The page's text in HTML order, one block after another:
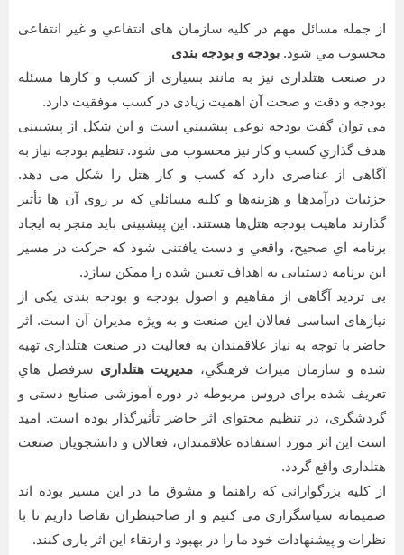
از جمله مسائل مهم در کليه سازمان های انتفاعي و غير انتفاعی
محسوب مي شود. بودجه و بودجه بندی
در صنعت هتلداری نيز به مانند بسياری از کسب و کارها مسئله
بودجه و دقت و صحت آن اهميت زيادی در کسب موفقيت دارد.
می توان گفت بودجه نوعی پیشبيني است و اين شکل از پيشبينی
هدف گذاري کسب و کار نيز محسوب می شود. تنظيم بودجه نياز به
آگاهی از عناصری دارد که کسب و کار هتل را شکل می دهد.
جزئيات درآمدها و هزينه‌ها و کليه مسائلي که بر روی آن ها تأثير
گذارند ماهيت بودجه هتل‌ها هستند. اين پيشبينی بايد منجر به ايجاد
برنامه اي صحيح، واقعي و دست يافتنی شود که حرکت در مسير
اين برنامه دستيابی به اهداف تعيين شده را ممکن سازد.
بی ترديد آگاهی از مفاهيم و اصول بودجه و بودجه بندی يکی از
نيازهای اساسی فعالان اين صنعت و به ويژه مديران آن است. اثر
حاضر با توجه به نياز علاقمندان به فعاليت در صنعت هتلداری تهيه
شده و سازمان ميراث فرهنگي، مديريت هتلداری سرفصل هاي
تعريف شده برای دروس مربوطه در دوره آموزشی صنايع دستی و
گردشگری، در تنظيم محتوای اثر حاضر تأثيرگذار بوده است. اميد
است اين اثر مورد استفاده علاقمندان، فعالان و دانشجويان صنعت
هتلداری واقع گردد.
از کليه بزرگوارانی که راهنما و مشوق ما در اين مسير بوده اند
صميمانه سپاسگزاری می کنيم و از صاحبنظران تقاضا داريم تا با
نظرات و پيشنهادات خود ما را در بهبود و ارتقاء اين اثر ياری کنند.